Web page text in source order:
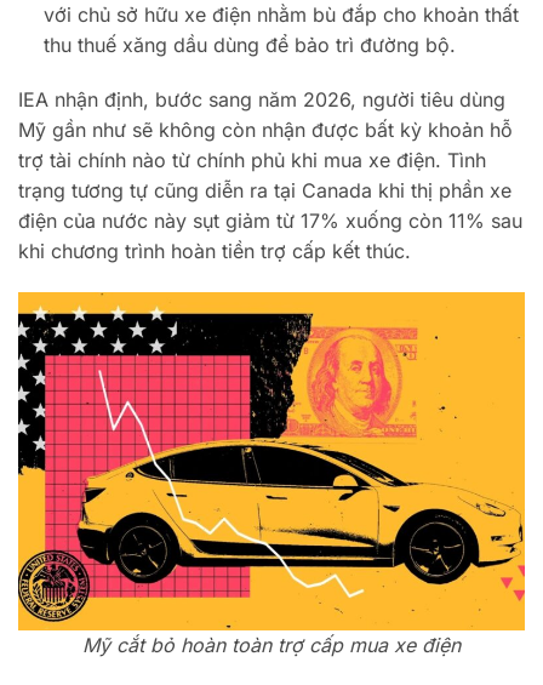
với chủ sở hữu xe điện nhằm bù đắp cho khoản thất
thu thuế xăng dầu dùng để bảo trì đường bộ.
IEA nhận định, bước sang năm 2026, người tiêu dùng
Mỹ gần như sẽ không còn nhận được bất kỳ khoản hỗ
trợ tài chính nào từ chính phủ khi mua xe điện. Tình
trạng tương tự cũng diễn ra tại Canada khi thị phần xe
điện của nước này sụt giảm từ 17% xuống còn 11% sau
khi chương trình hoàn tiền trợ cấp kết thúc.
Mỹ cắt bỏ hoàn toàn trợ cấp mua xe điện